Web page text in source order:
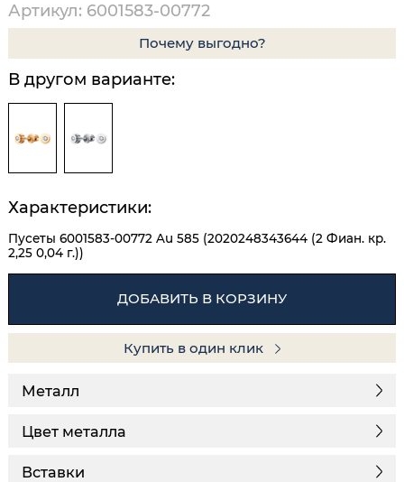
Артикул: 6001583-00772
Почему выгодно?
В другом варианте:
Характеристики:
Пусеты 6001583-00772 Au 585 (2020248343644 (2 Фиан. кр.
2,25 0,04 г.))
ДОБАВИТЬ В КОРЗИНУ
Купить в один клик
Металл
Цвет металла
Вставки